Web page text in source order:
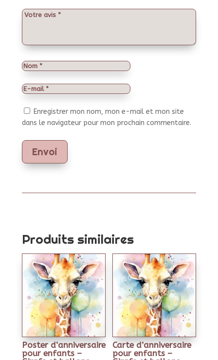
Enregistrer mon nom, mon e-mail et mon site
dans le navigateur pour mon prochain commentaire.
Envoi
Produits similaires
Poster d’anniversaire
pour enfants –
Carte d’anniversaire
pour enfants –